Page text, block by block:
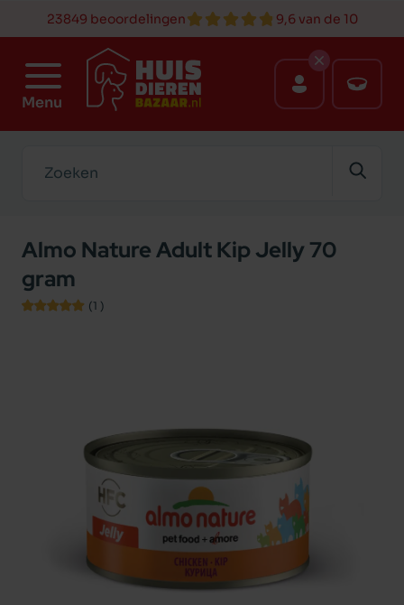
23849 beoordelingen 9,6 van de 10
Menu
Almo Nature Adult Kip Jelly 70
gram
(1 )